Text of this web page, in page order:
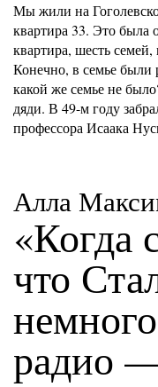
Мы жили на
квартира 33. Это была
квартира, шесть
Конечно, в семье были
какой же семье не
дяди. В 49-м году
профессора Исаака
Алла
«Когда
что
радио